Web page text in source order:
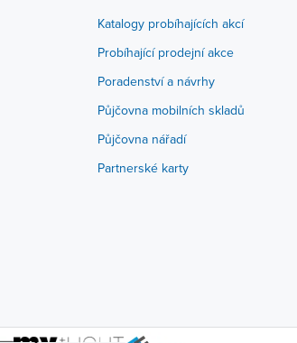
Katalogy probíhajících akcí
Probíhající prodejní akce
Poradenství a návrhy
Půjčovna mobilních skladů
Půjčovna nářadí
Partnerské karty